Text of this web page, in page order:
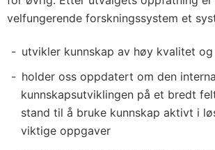
velfungerende forskningssystem et
utvikler kunnskap av høy kvalitet og
holder oss oppdatert om den
kunnskapsutviklingen på et bredt
stand til å bruke kunnskap aktivt i
viktige oppgaver